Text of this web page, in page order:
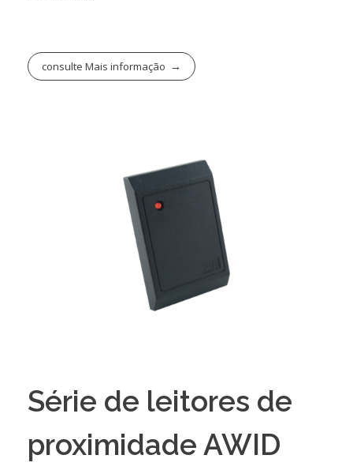
consulte Mais informação
Série de leitores de
proximidade AWID